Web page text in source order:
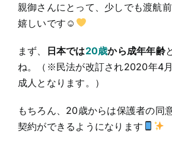
親御さんにとって、少しでも渡航
嬉しいです☺
まず、 日本では20歳から成年年齢
ね。（※民法が改訂され2020年4
成人となります。）
もちろん、20歳からは保護者の同
契約ができるようになります